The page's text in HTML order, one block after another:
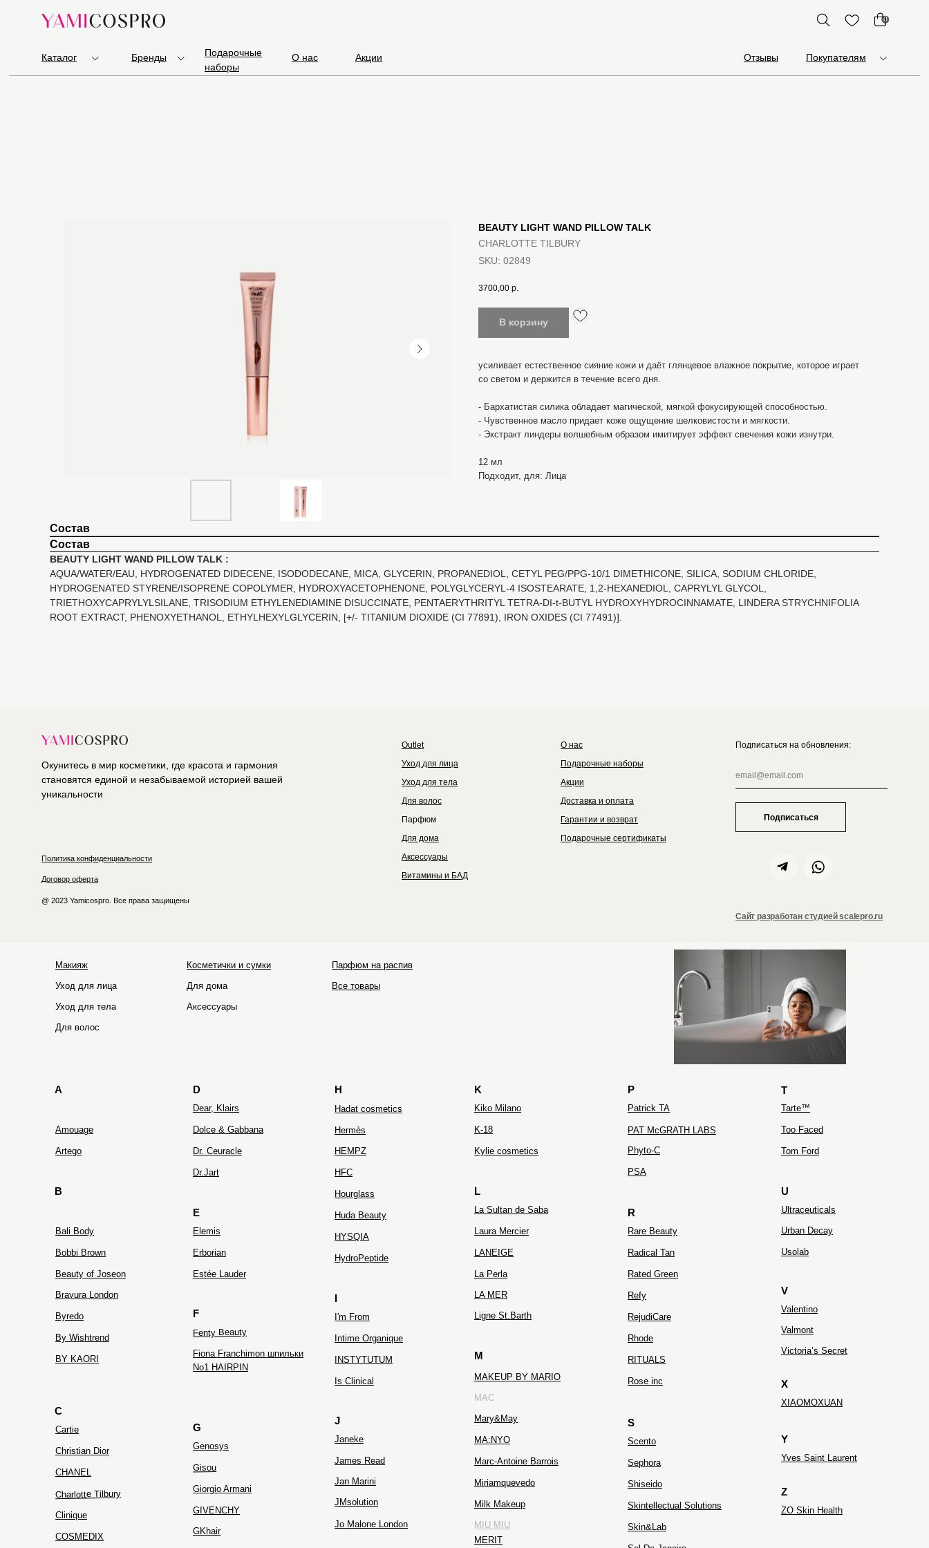
Подарочные
наборы
О нас Акции Отзывы Покупателям
0
Каталог Бренды
BEAUTY LIGHT WAND PILLOW TALK
CHARLOTTE TILBURY
SKU: 02849
3700,00 р.
В корзину
усиливает естественное сияние кожи и даёт глянцевое влажное покрытие, которое играет
со светом и держится в течение всего дня.
- Бархатистая силика обладает магической, мягкой фокусирующей способностью.
- Чувственное масло придает коже ощущение шелковистости и мягкости.
- Экстракт линдеры волшебным образом имитирует эффект свечения кожи изнутри.
12 мл
Подходит, для: Лица
Состав
Состав
BEAUTY LIGHT WAND PILLOW TALK :
AQUA/WATER/EAU, HYDROGENATED DIDECENE, ISODODECANE, MICA, GLYCERIN, PROPANEDIOL, CETYL PEG/PPG-10/1 DIMETHICONE, SILICA, SODIUM CHLORIDE,
HYDROGENATED STYRENE/ISOPRENE COPOLYMER, HYDROXYACETOPHENONE, POLYGLYCERYL-4 ISOSTEARATE, 1,2-HEXANEDIOL, CAPRYLYL GLYCOL,
TRIETHOXYCAPRYLYLSILANE, TRISODIUM ETHYLENEDIAMINE DISUCCINATE, PENTAERYTHRITYL TETRA-DI-t-BUTYL HYDROXYHYDROCINNAMATE, LINDERA STRYCHNIFOLIA
ROOT EXTRACT, PHENOXYETHANOL, ETHYLHEXYLGLYCERIN, [+/- TITANIUM DIOXIDE (CI 77891), IRON OXIDES (CI 77491)].
Outlet
Окунитесь в мир косметики, где красота и гармония
становятся единой и незабываемой историей вашей
уникальности
Политика конфиденциальности
Договор оферта
@ 2023 Yamicospro. Все права защищены
Уход для лица
Уход для тела
Для волос
Парфюм
Для дома
Аксессуары
Сайт разработан студией scalepro.ru
Витамины и БАД
О нас
Подарочные наборы
Акции
Доставка и оплата
Гарантии и возврат
Подарочные сертификаты
Подписаться на обновления:
Подписаться
Макияж
Уход для лица
Уход для тела
Для волос
Косметички и сумки
Для дома
Аксессуары
Парфюм на распив
Все товары
Genosys
Ligne St.Barth
Dr. Ceuracle
Elemis Urban Decay
Estée Lauder
Ultraceuticals
Too Faced
Valentino
Usolab
Jan Marini
HYSQIA
Yves Saint Laurent
ZIELINSKI&ROZEN
COSMEDIX
MA:NYO
Tarte™
Tom Ford
Shiseido
Rose inc
Kiko Milano
Rare Beauty
BY KAORI
Radical Tan
JMsolution
Phyto-C
Fiona Franchimon шпильки
No1 HAIRPIN
Intime Organique
INSTYTUTUM
Mary&May
Huda Beauty
Fenty Beauty
Erborian
Dr.Jart
K-18
Gisou
Dolce & Gabbana
PSA
Rated Green
Skintellectual Solutions
Miriamquevedo
Hourglass
Laura Mercier
Hadat cosmetics
RejudiCare
James Read
Is Clinical
La Sultan de Saba
XIAOMOXUAN
Valmont
LANEIGE
Christian Dior
Charlotte Tilbury
CHANEL
Bali Body
HydroPeptide
Hermès
Artego
MERIT
GKhair
HOLIFROG
Kylie cosmetics
Janeke
Cartie
By Wishtrend
Byredo
Bravura London
Bobbi Brown
Amouage
Dear, Klairs
Clinique
Giorgio Armani
HFC
I'm From
La Perla
Marc-Antoine Barrois
Milk Makeup
Refy
Rhode
Scento
Sephora
Skin&Lab
Jo Malone London
ZO Skin Health
RITUALS
Patrick TA
A
B
C
D
E
F
G
H
I
J
K
L
M
P
S
R
T
U
V
X
Y
Z
HEMPZ
Victoria’s Secret
MAKEUP BY MARIO
Beauty of Joseon
GIVENCHY
LA MER
MAC
MIU MIU
PAT McGRATH LABS
Ultraceuticals